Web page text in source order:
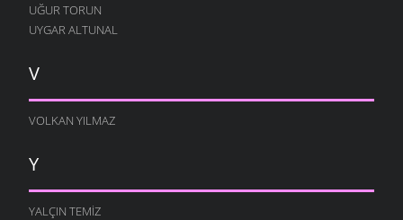
UĞUR TORUN
UYGAR ALTUNAL
V
VOLKAN YILMAZ
Y
YALÇIN TEMIZ